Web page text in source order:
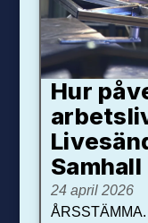
Hur
Samhall
24 april 2026